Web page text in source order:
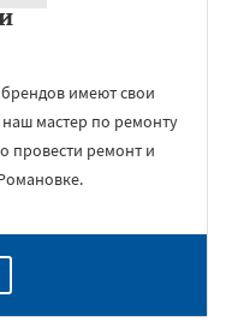
имеют свои
мастер по ремонту
провести ремонт и